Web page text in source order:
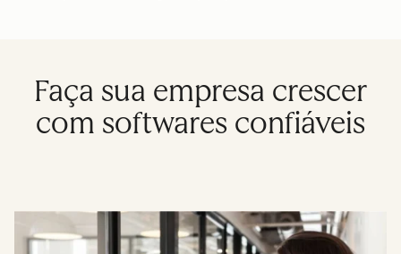
Faça sua empresa crescer
com softwares confiáveis